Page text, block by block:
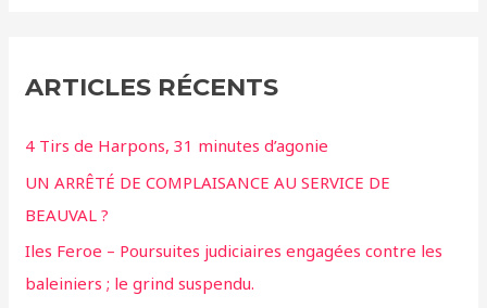
ARTICLES RÉCENTS
4 Tirs de Harpons, 31 minutes d’agonie
UN ARRÊTÉ DE COMPLAISANCE AU SERVICE DE
BEAUVAL ?
Iles Feroe – Poursuites judiciaires engagées contre les
baleiniers ; le grind suspendu.